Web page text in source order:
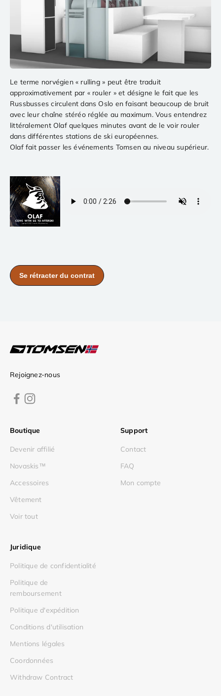
Le terme norvégien « rulling » peut être traduit
approximativement par « rouler » et désigne le fait que les
Russbusses circulent dans Oslo en faisant beaucoup de bruit
avec leur chaîne stéréo réglée au maximum. Vous entendrez
littéralement Olaf quelques minutes avant de le voir rouler
dans différentes stations de ski européennes.
Olaf fait passer les événements Tomsen au niveau supérieur.
Rejoignez-nous
Boutique
Devenir affilié
Novaskis™
Accessoires
Vêtement
Voir tout
Support
Contact
FAQ
Mon compte
Juridique
Politique de confidentialité
Politique de
remboursement
Politique d'expédition
Conditions d'utilisation
Mentions légales
Coordonnées
Withdraw Contract